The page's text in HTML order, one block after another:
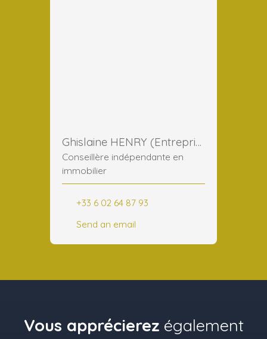
Ghislaine HENRY (Entreprise)
Conseillère indépendante en
immobilier
+33 6 02 64 87 93
Send an email
Vous apprécierez également